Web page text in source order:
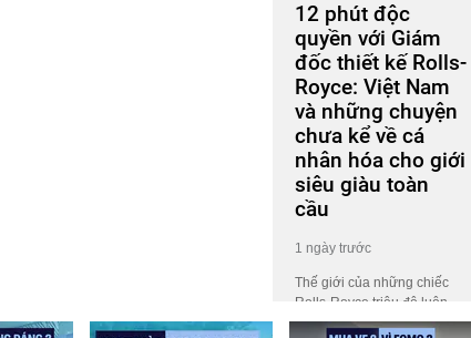
12 phút độc
quyền với Giám
đốc thiết kế Rolls-
Royce: Việt Nam
và những chuyện
chưa kể về cá
nhân hóa cho giới
siêu giàu toàn
cầu
1 ngày trước
Thế giới của những chiếc
Rolls-Royce triệu đô luôn…